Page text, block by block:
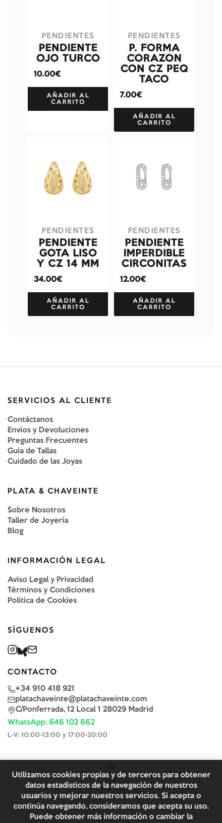
PENDIENTES
PENDIENTE
OJO TURCO
10.00€
AÑADIR AL
CARRITO
PENDIENTES
P. FORMA
CORAZON
CON CZ PEQ
TACO
7.00€
AÑADIR AL
CARRITO
PENDIENTES
PENDIENTE
GOTA LISO
Y CZ 14 MM
34.00€
AÑADIR AL
CARRITO
PENDIENTES
PENDIENTE
IMPERDIBLE
CIRCONITAS
12.00€
AÑADIR AL
CARRITO
SERVICIOS AL CLIENTE
Contáctanos
Envíos y Devoluciones
Preguntas Frecuentes
Guía de Tallas
Cuidado de las Joyas
PLATA & CHAVEINTE
Sobre Nosotros
Taller de Joyería
Blog
INFORMACIÓN LEGAL
Aviso Legal y Privacidad
Términos y Condiciones
Política de Cookies
SÍGUENOS
CONTACTO
+34 910 418 921
platachaveinte@platachaveinte.com
C/Ponferrada, 12 Local 1 28029 Madrid
WhatsApp: 646 102 662
L-V: 10:00-13:00 y 17:00-20:00
Utilizamos cookies propias y de terceros para obtener
datos estadísticos de la navegación de nuestros
usuarios y mejorar nuestros servicios. Si acepta o
continúa navegando, consideramos que acepta su uso.
Puede obtener más información o cambiar la